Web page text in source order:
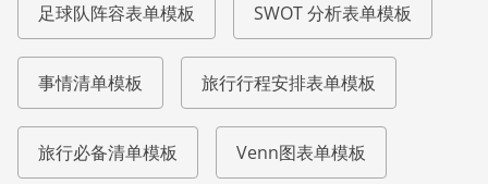
足球队阵容表单模板 SWOT 分析表单模板
事情清单模板 旅行行程安排表单模板
旅行必备清单模板 Venn图表单模板